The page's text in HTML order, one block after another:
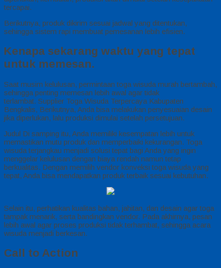
tercapai.
Berikutnya, produk dikirim sesuai jadwal yang ditentukan,
sehingga sistem rapi membuat pemesanan lebih efisien.
Kenapa sekarang waktu yang tepat
untuk memesan.
Saat musim kelulusan, permintaan toga wisuda murah bertambah,
sehingga penting memesan lebih awal agar tidak
terlambat. Supplier Toga Wisuda Terpercaya Kabupaten
Bengkalis, Berikutnya, Anda bisa melakukan penyesuaian desain
jika diperlukan, lalu produksi dimulai setelah persetujuan.
Judul Di samping itu, Anda memiliki kesempatan lebih untuk
memastikan mutu produk dan memperbaiki kekurangan. Toga
wisuda terjangkau menjadi solusi tepat bagi Anda yang ingin
menggelar kelulusan dengan biaya rendah namun tetap
berkualitas. Dengan memilih vendor konveksi toga wisuda yang
tepat, Anda bisa mendapatkan produk terbaik sesuai kebutuhan.
Selain itu, perhatikan kualitas bahan, jahitan, dan desain agar toga
tampak menarik, serta bandingkan vendor. Pada akhirnya, pesan
lebih awal agar proses produksi tidak terhambat, sehingga acara
wisuda menjadi berkesan.
Call to Action